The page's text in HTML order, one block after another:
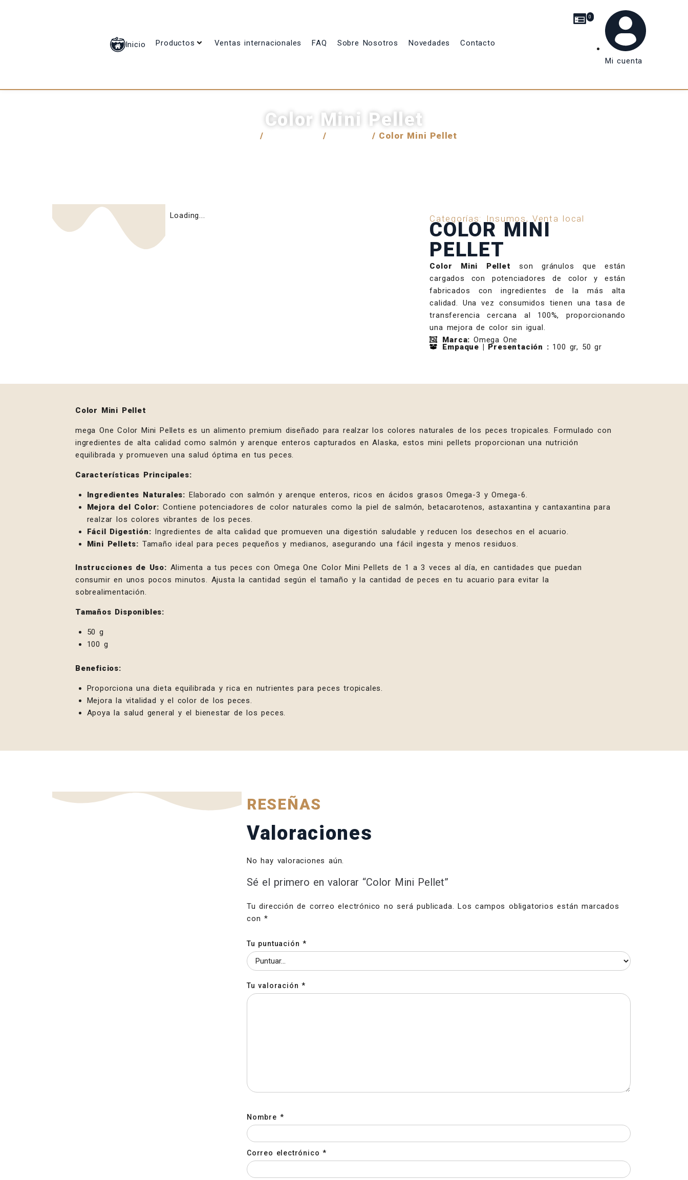
Inicio Productos Ventas internacionales FAQ Sobre Nosotros Novedades Contacto
0
Mi cuenta
Color Mini Pellet
/ / / Color Mini Pellet
Loading... Categorías: Insumos ,Venta local
COLOR MINI
PELLET
Color Mini Pellet son gránulos que están
cargados con potenciadores de color y están
fabricados con ingredientes de la más alta
calidad. Una vez consumidos tienen una tasa de
transferencia cercana al 100%, proporcionando
una mejora de color sin igual.
Marca: Omega One
Empaque | Presentación : 100 gr, 50 gr
Color Mini Pellet
mega One Color Mini Pellets es un alimento premium diseñado para realzar los colores naturales de los peces tropicales. Formulado con
ingredientes de alta calidad como salmón y arenque enteros capturados en Alaska, estos mini pellets proporcionan una nutrición
equilibrada y promueven una salud óptima en tus peces.
Características Principales:
Ingredientes Naturales: Elaborado con salmón y arenque enteros, ricos en ácidos grasos Omega-3 y Omega-6.
Mejora del Color: Contiene potenciadores de color naturales como la piel de salmón, betacarotenos, astaxantina y cantaxantina para
realzar los colores vibrantes de los peces.
Fácil Digestión: Ingredientes de alta calidad que promueven una digestión saludable y reducen los desechos en el acuario.
Mini Pellets: Tamaño ideal para peces pequeños y medianos, asegurando una fácil ingesta y menos residuos.
Instrucciones de Uso: Alimenta a tus peces con Omega One Color Mini Pellets de 1 a 3 veces al día, en cantidades que puedan
consumir en unos pocos minutos. Ajusta la cantidad según el tamaño y la cantidad de peces en tu acuario para evitar la
sobrealimentación.
Tamaños Disponibles:
50 g
100 g
Beneficios:
Proporciona una dieta equilibrada y rica en nutrientes para peces tropicales.
Mejora la vitalidad y el color de los peces.
Apoya la salud general y el bienestar de los peces.
RESEÑAS
Valoraciones
No hay valoraciones aún.
Sé el primero en valorar “Color Mini Pellet”
Tu dirección de correo electrónico no será publicada. Los campos obligatorios están marcados
con*
Tu puntuación*
Tu valoración*
Nombre *
Correo electrónico*